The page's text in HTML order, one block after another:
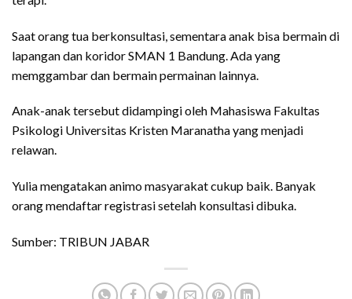
Saat orang tua berkonsultasi, sementara anak bisa bermain di
lapangan dan koridor SMAN 1 Bandung. Ada yang
memggambar dan bermain permainan lainnya.
Anak-anak tersebut didampingi oleh Mahasiswa Fakultas
Psikologi Universitas Kristen Maranatha yang menjadi
relawan.
Yulia mengatakan animo masyarakat cukup baik. Banyak
orang mendaftar registrasi setelah konsultasi dibuka.
Sumber: TRIBUN JABAR